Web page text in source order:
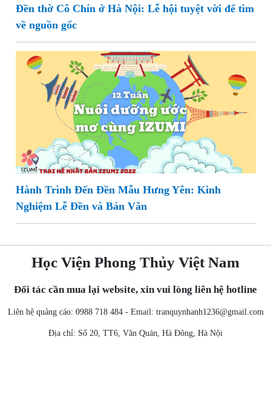
Đền thờ Cô Chín ở Hà Nội: Lễ hội tuyệt vời để tìm
về nguồn gốc
Hành Trình Đến Đền Mẫu Hưng Yên: Kinh
Nghiệm Lễ Đền và Bản Văn
Học Viện Phong Thủy Việt Nam
Đối tác cần mua lại website, xin vui lòng liên hệ hotline
Liên hệ quảng cáo: 0988 718 484 - Email: tranquynhanh1236@gmail.com
Địa chỉ: Số 20, TT6, Văn Quán, Hà Đông, Hà Nội